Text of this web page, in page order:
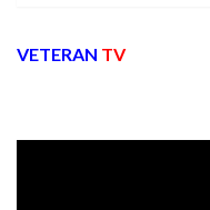
VETERAN TV